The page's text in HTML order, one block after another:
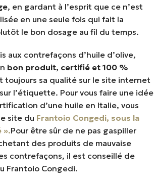
, en gardant à l’esprit que ce n’est
en une seule fois qui fait la
le bon dosage au fil du temps.
aux contrefaçons d’huile d’olive,
bon produit, certifié et 100 %
toujours sa qualité sur le site internet
l’étiquette. Pour vous faire une idée
d’une huile en Italie, vous
site du Frantoio Congedi, sous la
».Pour être sûr de ne pas gaspiller
des produits de mauvaise
contrefaçons, il est conseillé de
Frantoio Congedi.